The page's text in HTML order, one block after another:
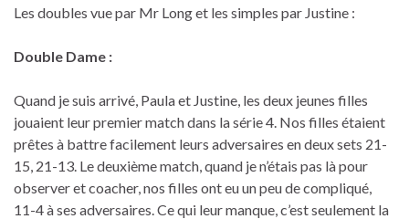
Les doubles vue par Mr Long et les simples par Justine :
Double Dame :
Quand je suis arrivé, Paula et Justine, les deux jeunes filles
jouaient leur premier match dans la série 4. Nos filles étaient
prêtes à battre facilement leurs adversaires en deux sets 21-
15, 21-13. Le deuxième match, quand je n’étais pas là pour
observer et coacher, nos filles ont eu un peu de compliqué,
11-4 à ses adversaires. Ce qui leur manque, c’est seulement la